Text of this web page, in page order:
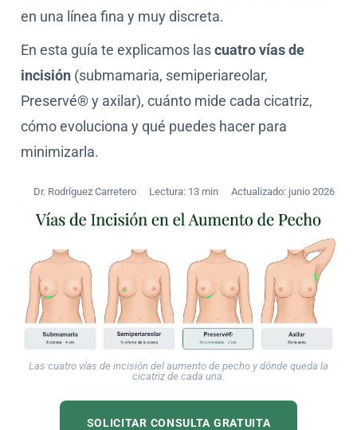
en una línea fina y muy discreta.
En esta guía te explicamos lascuatro vías de
incisión (submamaria, semiperiareolar,
Preservé® y axilar), cuánto mide cada cicatriz,
cómo evoluciona y qué puedes hacer para
minimizarla.
Dr. Rodríguez Carretero Lectura: 13 min Actualizado: junio 2026
Las cuatro vías de incisión del aumento de pecho y dónde queda la
cicatriz de cada una.
SOLICITAR CONSULTA GRATUITA